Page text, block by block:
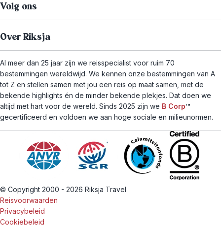
Volg ons
Over Riksja
Al meer dan 25 jaar zijn we reisspecialist voor ruim 70
bestemmingen wereldwijd. We kennen onze bestemmingen van A
tot Z en stellen samen met jou een reis op maat samen, met de
bekende highlights én de minder bekende plekjes. Dat doen we
altijd met hart voor de wereld. Sinds 2025 zijn we B Corp™
gecertificeerd en voldoen we aan hoge sociale en milieunormen.
© Copyright 2000 - 2026 Riksja Travel
Reisvoorwaarden
Privacybeleid
Cookiebeleid